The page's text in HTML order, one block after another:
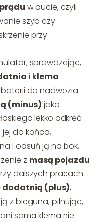
w aucie, czyli
szyb czy
przy
sprawdzając,
i klema
do nadwozia.
(minus) jako
lekko odkręć
jej do końca,
i odsuń ją na bok,
z masą pojazdu
dalszych pracach.
dodatnią (plus),
z bieguna, pilnując,
sama klema nie